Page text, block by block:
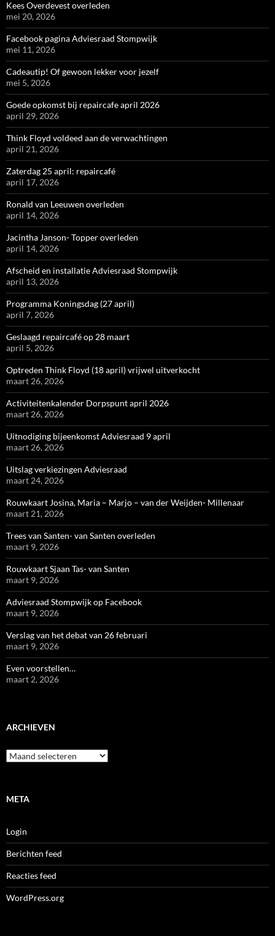
Kees Overdevest overleden
mei 20, 2026
Facebook pagina Adviesraad Stompwijk
mei 11, 2026
Cadeautip! Of gewoon lekker voor jezelf
mei 5, 2026
Goede opkomst bij repaircafe april 2026
april 29, 2026
Think Floyd voldeed aan de verwachtingen
april 21, 2026
Zaterdag 25 april: repaircafé
april 17, 2026
Ronald van Leeuwen overleden
april 14, 2026
Jacintha Janson- Topper overleden
april 14, 2026
Afscheid en installatie Adviesraad Stompwijk
april 13, 2026
Programma Koningsdag (27 april)
april 7, 2026
Geslaagd repaircafé op 28 maart
april 5, 2026
Optreden Think Floyd (18 april) vrijwel uitverkocht
maart 26, 2026
Activiteitenkalender Dorpspunt april 2026
maart 26, 2026
Uitnodiging bijeenkomst Adviesraad 9 april
maart 26, 2026
Uitslag verkiezingen Adviesraad
maart 24, 2026
Rouwkaart Josina, Maria – Marjo – van der Weijden- Millenaar
maart 21, 2026
Trees van Santen- van Santen overleden
maart 9, 2026
Rouwkaart Sjaan Tas- van Santen
maart 9, 2026
Adviesraad Stompwijk op Facebook
maart 9, 2026
Verslag van het debat van 26 februari
maart 9, 2026
Even voorstellen…
maart 2, 2026
ARCHIEVEN
Archieven
META
Login
Berichten feed
Reacties feed
WordPress.org